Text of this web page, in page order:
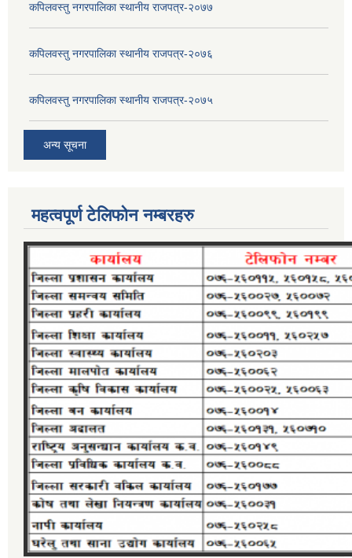
कपिलवस्तु नगरपालिका स्थानीय राजपत्र-२०७७
कपिलवस्तु नगरपालिका स्थानीय राजपत्र-२०७६
कपिलवस्तु नगरपालिका स्थानीय राजपत्र-२०७५
अन्य सूचना
महत्वपूर्ण टेलिफोन नम्बरहरु